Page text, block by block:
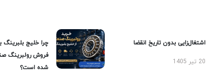
اشتغال‌زایی بدون تاریخ انقضا
20 تیر 1405
چرا خلیج بلبرینگ
فروش رولبرینگ
شده است؟